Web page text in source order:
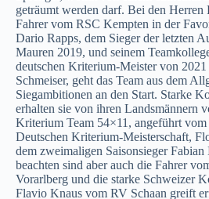
geträumt werden darf. Bei den Herren
Fahrer vom RSC Kempten in der
Dario Rapps, dem Sieger der letzten
Mauren 2019, und seinem
deutschen Kriterium-Meister von 2021
Schmeiser, geht das Team aus dem
Siegambitionen an den Start. Starke
erhalten sie von ihren Landsmännern
Kriterium Team 54×11, angeführt vom
Deutschen Kriterium-Meisterschaft,
dem zweimaligen Saisonsieger Fabian
beachten sind aber auch die Fahrer
Vorarlberg und die starke Schweizer
Flavio Knaus vom RV Schaan greift